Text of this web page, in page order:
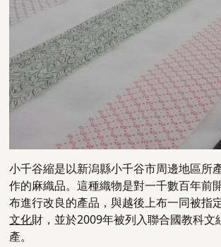
小千谷縮是以新潟縣小千谷市周邊地區所
作的麻織品。這種織物是對一千數百年前
布進行改良的產品，與越後上布一同被指
文化財，並於2009年被列入聯合國教科文
產。